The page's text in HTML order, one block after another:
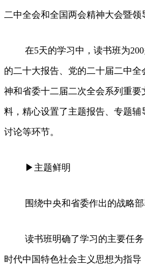
二中全会和全国两会精神大会暨领
在5天的学习中，读书班为200
的二十大报告、党的二十届二中
神和省委十二届二次全会系列重要
料，精心设置了主题报告、专题辅
讨论等环节。
▶主题鲜明
围绕中央和省委作出的战略部
读书班明确了学习的主要任务
时代中国特色社会主义思想为指导